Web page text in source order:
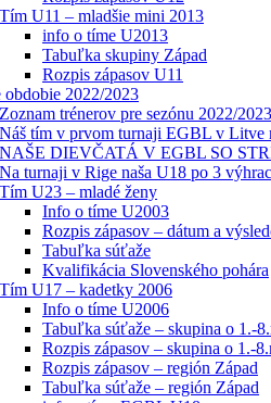
Tím U11 – mladšie mini 2013
info o tíme U2013
Tabuľka skupiny Západ
Rozpis zápasov U11
obdobie 2022/2023
Zoznam trénerov pre sezónu 2022/2023
Náš tím v prvom turnaji EGBL v Litve
NAŠE DIEVČATÁ V EGBL SO
Na turnaji v Rige naša U18 po 3
Tím U23 – mladé ženy
Info o tíme U2003
Rozpis zápasov – dátum a
Tabuľka súťaže
Kvalifikácia Slovenského pohára
Tím U17 – kadetky 2006
Info o tíme U2006
Tabuľka súťaže – skupina o 1.-
Rozpis zápasov – skupina o 1.-
Rozpis zápasov – región Západ
Tabuľka súťaže – región Západ